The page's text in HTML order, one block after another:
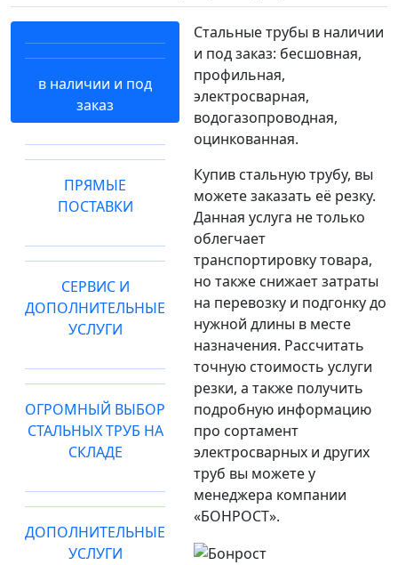
в наличии и под
заказ
ПРЯМЫЕ
ПОСТАВКИ
СЕРВИС И
ДОПОЛНИТЕЛЬНЫЕ
УСЛУГИ
ОГРОМНЫЙ ВЫБОР
СТАЛЬНЫХ ТРУБ НА
СКЛАДЕ
ДОПОЛНИТЕЛЬНЫЕ
УСЛУГИ
Стальные трубы в наличии
и под заказ: бесшовная,
профильная,
электросварная,
водогазопроводная,
оцинкованная.
Купив стальную трубу, вы
можете заказать её резку.
Данная услуга не только
облегчает
транспортировку товара,
но также снижает затраты
на перевозку и подгонку до
нужной длины в месте
назначения. Рассчитать
точную стоимость услуги
резки, а также получить
подробную информацию
про сортамент
электросварных и других
труб вы можете у
менеджера компании
«БОНРОСТ».